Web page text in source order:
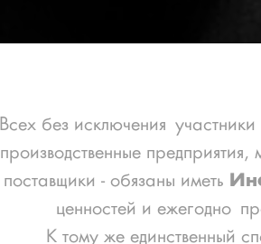
Всех без исключения
производственные
поставщики - обязаны иметь
ценностей и ежегодно
К тому же единственный